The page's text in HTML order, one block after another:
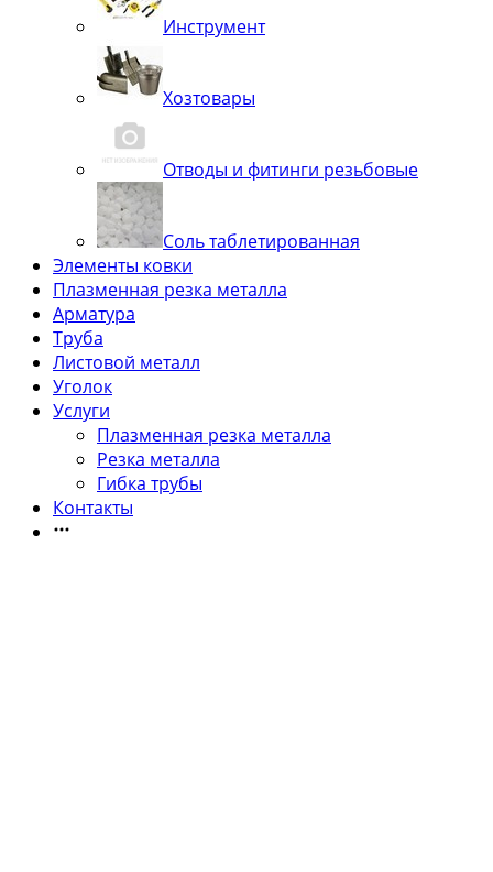
Инструмент
Хозтовары
Отводы и фитинги резьбовые
Соль таблетированная
Элементы ковки
Плазменная резка металла
Арматура
Труба
Листовой металл
Уголок
Услуги
Плазменная резка металла
Резка металла
Гибка трубы
Контакты